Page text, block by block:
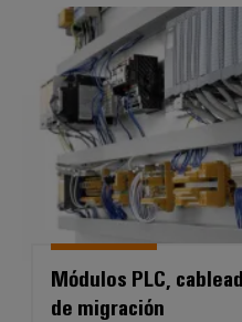
Módulos PLC,
de migración